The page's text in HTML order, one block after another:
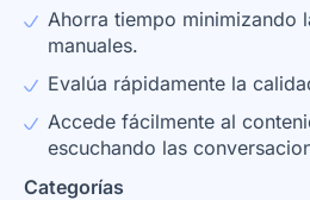
Ahorra tiempo minimizando
manuales.
Evalúa rápidamente la
Accede fácilmente al
escuchando las
Categorías